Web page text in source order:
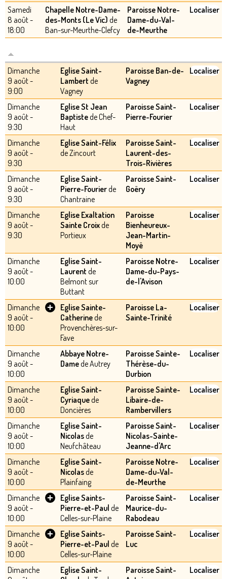
Samedi
8 août -
18:00
Chapelle Notre-Dame-
des-Monts (Le Vic) de
Ban-sur-Meurthe-Clefcy
Paroisse Notre-
Dame-du-Val-
de-Meurthe
Localiser
Dimanche
9 août -
9:00
Eglise Saint-
Lambert de
Vagney
Paroisse Ban-de-
Vagney
Localiser
Dimanche
9 août -
9:30
Eglise St Jean
Baptistede Chef-
Haut
Paroisse Saint-
Pierre-Fourier
Localiser
Dimanche
9 août -
9:30
Eglise Saint-Félix
de Zincourt
Paroisse Saint-
Laurent-des-
Trois-Rivières
Localiser
Dimanche
9 août -
9:30
Eglise Saint-
Pierre-Fourierde
Chantraine
Paroisse Saint-
Goëry
Localiser
Dimanche
9 août -
9:30
Eglise Exaltation
Sainte Croixde
Portieux
Paroisse
Bienheureux-
Jean-Martin-
Moyë
Localiser
Dimanche
9 août -
10:00
Eglise Saint-
Laurent de
Belmont sur
Buttant
Paroisse Notre-
Dame-du-Pays-
de-l'Avison
Localiser
Dimanche
9 août -
10:00
+
Eglise Sainte-
Catherinede
Provenchères-sur-
Fave
Paroisse La-
Sainte-Trinité
Localiser
Dimanche
9 août -
10:00
Abbaye Notre-
Damede Autrey
Paroisse Sainte-
Thérèse-du-
Durbion
Localiser
Dimanche
9 août -
10:00
Eglise Saint-
Cyriaquede
Doncières
Paroisse Sainte-
Libaire-de-
Rambervillers
Localiser
Dimanche
9 août -
10:00
Eglise Saint-
Nicolasde
Neufchâteau
Paroisse Saint-
Nicolas-Sainte-
Jeanne-d'Arc
Localiser
Dimanche
9 août -
10:00
Eglise Saint-
Nicolasde
Plainfaing
Paroisse Notre-
Dame-du-Val-
de-Meurthe
Localiser
Dimanche
9 août -
10:00
+
Eglise Saints-
Pierre-et-Paul de
Celles-sur-Plaine
Paroisse Saint-
Maurice-du-
Rabodeau
Localiser
Dimanche
9 août -
10:00
+
Eglise Saints-
Pierre-et-Paul de
Celles-sur-Plaine
Paroisse Saint-
Luc
Localiser
Dimanche
Eglise Saint-
Paroisse Saint-
Localiser